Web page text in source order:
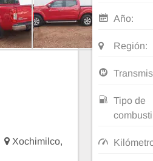
Xochimilco,
Año:
Región:
Tipo de